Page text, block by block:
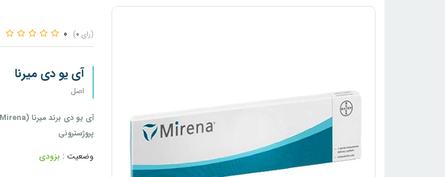
0 0
آی یو دی میرنا
اصل
آی یو دی برند میرنا (Mirena)
پروژسترونی
وضعیت : بزودی